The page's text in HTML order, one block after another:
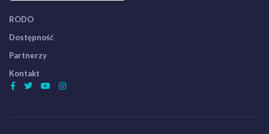
RODO
Dostępność
Partnerzy
Kontakt